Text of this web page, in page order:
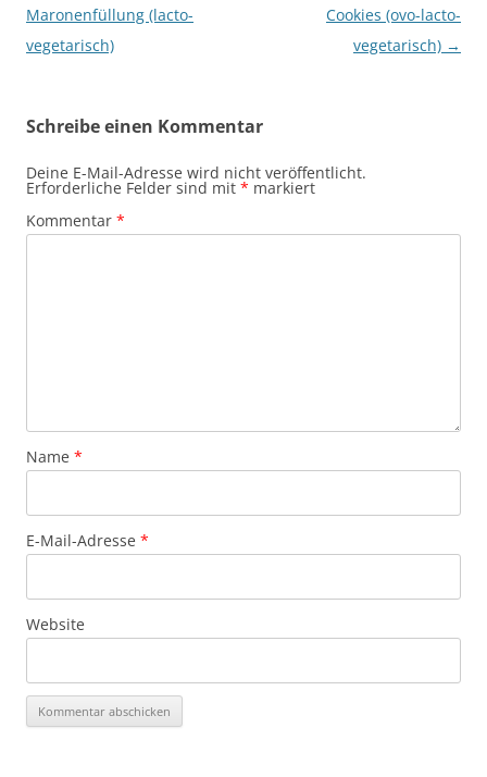
Maronenfüllung (lacto-
vegetarisch)
Cookies (ovo-lacto-
vegetarisch) →
Schreibe einen Kommentar
Deine E-Mail-Adresse wird nicht veröffentlicht.
Erforderliche Felder sind mit * markiert
Kommentar *
Name *
E-Mail-Adresse *
Website